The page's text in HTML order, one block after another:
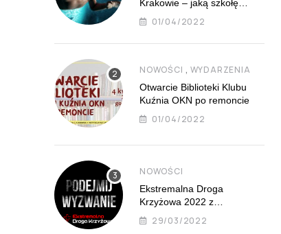
Krakowie – jaką szkołę
najlepiej wybrać?
01/04/2022
NOWOŚCI , WYDARZENIA
Otwarcie Biblioteki Klubu
Kuźnia OKN po remoncie
01/04/2022
NOWOŚCI
Ekstremalna Droga
Krzyżowa 2022 z
Mistrzejowic już 8 kwietnia
29/03/2022